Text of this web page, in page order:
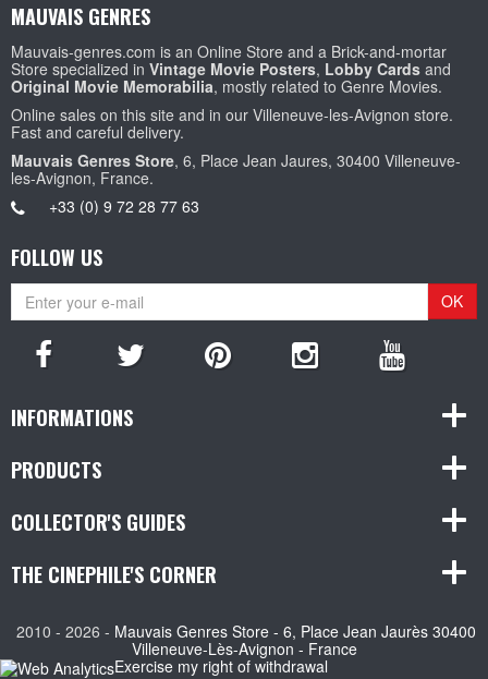
MAUVAIS GENRES
Mauvais-genres.com is an Online Store and a Brick-and-mortar
Store specialized in Vintage Movie Posters, Lobby Cards and
Original Movie Memorabilia, mostly related to Genre Movies.
Online sales on this site and in our Villeneuve-les-Avignon store.
Fast and careful delivery.
Mauvais Genres Store, 6, Place Jean Jaures, 30400 Villeneuve-
les-Avignon, France.
+33 (0) 9 72 28 77 63
FOLLOW US
OK
INFORMATIONS
PRODUCTS
COLLECTOR'S GUIDES
THE CINEPHILE'S CORNER
2010 - 2026 - Mauvais Genres Store - 6, Place Jean Jaurès 30400
Villeneuve-Lès-Avignon - France
Exercise my right of withdrawal